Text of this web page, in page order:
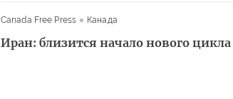
Canada Free Press Канада
Иран: близится начало нового цикла